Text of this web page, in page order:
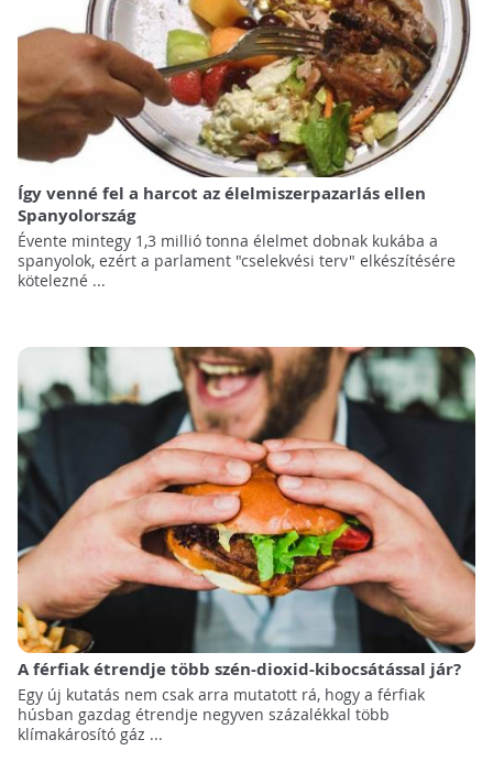
Így venné fel a harcot az élelmiszerpazarlás ellen
Spanyolország
Évente mintegy 1,3 millió tonna élelmet dobnak kukába a
spanyolok, ezért a parlament "cselekvési terv" elkészítésére
kötelezné ...
A férfiak étrendje több szén-dioxid-kibocsátással jár?
Egy új kutatás nem csak arra mutatott rá, hogy a férfiak
húsban gazdag étrendje negyven százalékkal több
klímakárosító gáz ...